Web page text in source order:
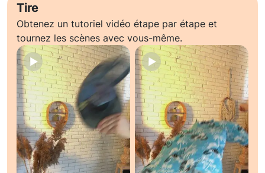
Tire
Obtenez un tutoriel vidéo étape par étape et
tournez les scènes avec vous-même.